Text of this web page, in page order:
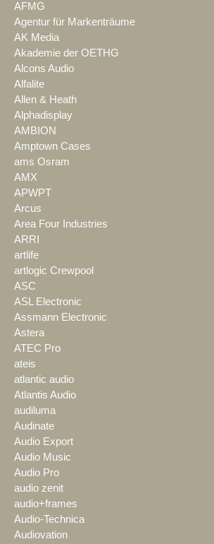
AFMG
Agentur für Markenträume
AK Media
Akademie der OETHG
Alcons Audio
Alfalite
Allen & Heath
Alphadisplay
AMBION
Amptown Cases
ams Osram
AMX
APWPT
Arcus
Area Four Industries
ARRI
artlife
artlogic Crewpool
ASC
ASL Electronic
Assmann Electronic
Astera
ATEC Pro
ateis
atlantic audio
Atlantis Audio
audiluma
Audinate
Audio Export
Audio Music
Audio Pro
audio zenit
audio+frames
Audio-Technica
Audiovation